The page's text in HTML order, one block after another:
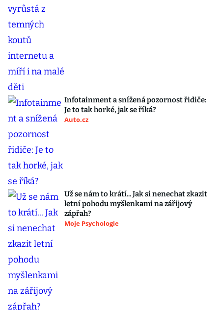
Infotainment a snížená pozornost řidiče:
Je to tak horké, jak se říká?
Auto.cz
Už se nám to krátí... Jak si nenechat zkazit
letní pohodu myšlenkami na zářijový
zápřah?
Moje Psychologie